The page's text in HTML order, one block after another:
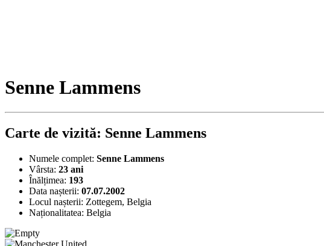
Senne Lammens
Carte de vizită: Senne Lammens
Numele complet: Senne Lammens
Vârsta: 23 ani
Înălțimea: 193
Data nașterii: 07.07.2002
Locul nașterii: Zottegem, Belgia
Naționalitatea: Belgia